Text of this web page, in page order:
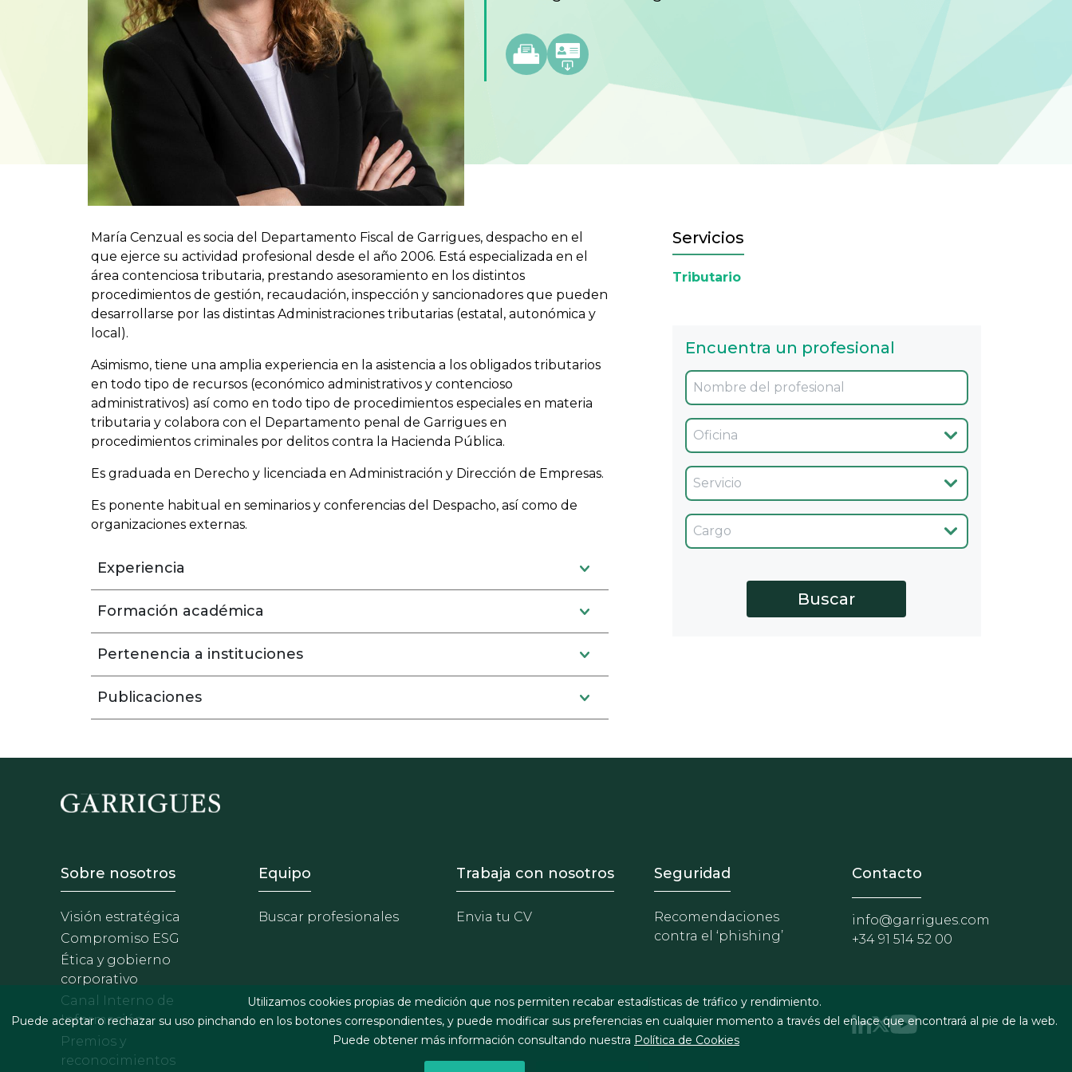
María Cenzual es socia del Departamento Fiscal de Garrigues, despacho en el
que ejerce su actividad profesional desde el año 2006. Está especializada en el
área contenciosa tributaria, prestando asesoramiento en los distintos
procedimientos de gestión, recaudación, inspección y sancionadores que pueden
desarrollarse por las distintas Administraciones tributarias (estatal, autonómica y
local).
Asimismo, tiene una amplia experiencia en la asistencia a los obligados tributarios
en todo tipo de recursos (económico administrativos y contencioso
administrativos) así como en todo tipo de procedimientos especiales en materia
tributaria y colabora con el Departamento penal de Garrigues en
procedimientos criminales por delitos contra la Hacienda Pública.
Es graduada en Derecho y licenciada en Administración y Dirección de Empresas.
Es ponente habitual en seminarios y conferencias del Despacho, así como de
organizaciones externas.
Experiencia
Formación académica
Pertenencia a instituciones
Publicaciones
Servicios
Tributario
Encuentra un profesional
Oficina
Servicio
Cargo
Footer - Sobre Nosotros
Sobre nosotros
Visión estratégica
Compromiso ESG
Ética y gobierno
corporativo
Canal Interno de
Información
Premios y
reconocimientos
Footer - Equipo
Equipo
Buscar profesionales
Footer - Trabaja con nosotros
Trabaja con nosotros
Envia tu CV
Footer - Extranet y herramientas
Seguridad
Recomendaciones
contra el ‘phishing’
Contacto
info@garrigues.com
+34 91 514 52 00
Utilizamos cookies propias de medición que nos permiten recabar estadísticas de tráfico y rendimiento.
Puede aceptar o rechazar su uso pinchando en los botones correspondientes, y puede modificar sus preferencias en cualquier momento a través del enlace que encontrará al pie de la web.
Puede obtener más información consultando nuestra Política de Cookies